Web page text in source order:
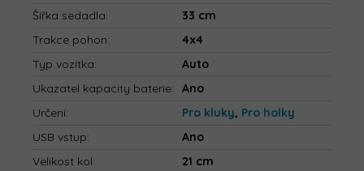
Šířka sedadla:
33 cm
Trakce pohon:
4x4
Typ vozítka:
Auto
Ukazatel kapacity baterie:
Ano
Určení: Pro kluky, Pro holky
USB vstup:
Ano
Velikost kol:
21 cm